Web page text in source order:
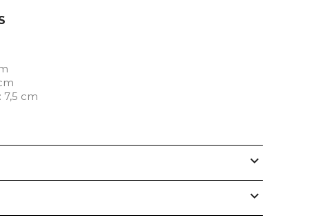
cm
expand_more
expand_more